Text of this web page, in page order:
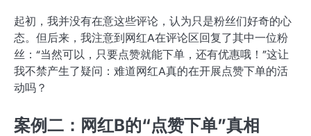
起初，我并没有在意这些评论，认为只是粉丝们好奇的心
态。但后来，我注意到网红A在评论区回复了其中一位粉
丝：“当然可以，只要点赞就能下单，还有优惠哦！”这让
我不禁产生了疑问：难道网红A真的在开展点赞下单的活
动吗？
案例二：网红B的“点赞下单”真相